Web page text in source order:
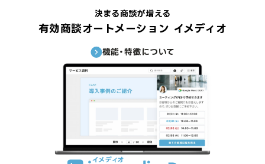
決まる商談が増える
有効商談オートメーション イメディオ
機能・特徴について